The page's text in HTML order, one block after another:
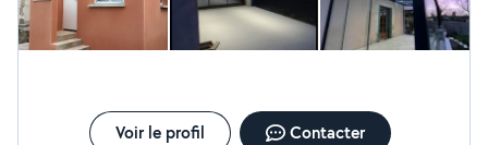
Voir le profil Contacter